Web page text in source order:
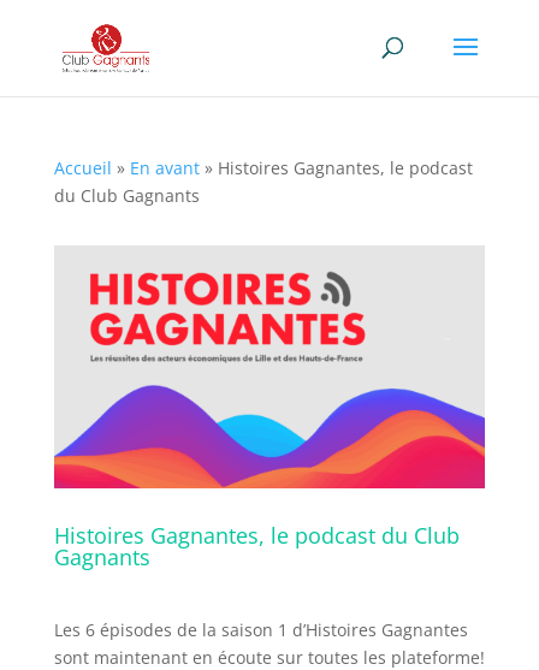
Accueil » En avant» Histoires Gagnantes, le podcast
du Club Gagnants
Histoires Gagnantes, le podcast du Club
Gagnants
Les 6 épisodes de la saison 1 d’Histoires Gagnantes
sont maintenant en écoute sur toutes les plateforme!